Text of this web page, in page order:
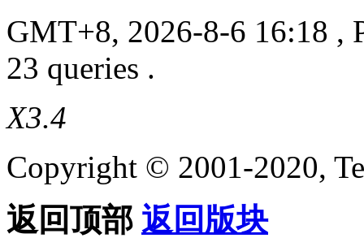
GMT+8, 2026-8-6 16:18 ,
23 queries .
X3.4
Copyright © 2001-2020,
返回顶部 返回版块